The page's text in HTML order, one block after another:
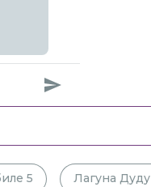
5 Лагуна Дуду